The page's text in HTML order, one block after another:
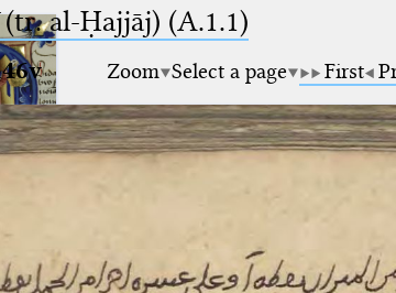
al-Ḥajjāj) (A.1.1)
Zoom Select a page First